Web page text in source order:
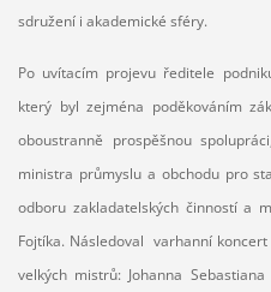
sdružení i akademické sféry.
Po uvítacím projevu ředitele
který byl zejména poděkováním
oboustranně prospěšnou
ministra průmyslu a obchodu pro
odboru zakladatelských činností a
Fojtíka. Následoval varhanní
velkých mistrů: Johanna